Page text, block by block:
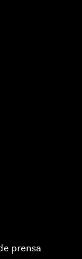
prensa